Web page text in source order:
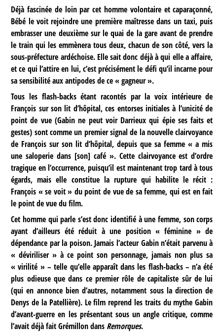
Déjà fascinée de loin par cet homme volontaire et caparaçonné,
Bébé le voit rejoindre une première maîtresse dans un taxi, puis
embrasser une deuxième sur le quai de la gare avant de prendre
le train qui les emmènera tous deux, chacun de son côté, vers la
sous-préfecture ardéchoise. Elle sait donc déjà à qui elle a affaire,
et ce qui l’attire en lui, c’est précisément le défi qu’il incarne pour
sa sensibilité aux antipodes de ce « gagneur ».
Tous les flash-backs étant racontés par la voix intérieure de
François sur son lit d’hôpital, ces entorses initiales à l’unicité de
point de vue (Gabin ne peut voir Darrieux qui épie ses faits et
gestes) sont comme un premier signal de la nouvelle clairvoyance
de François sur son lit d’hôpital, depuis que sa femme « a mis
une saloperie dans [son] café ». Cette clairvoyance est d’ordre
tragique en l’occurrence, puisqu’il est maintenant trop tard à tous
égards, mais elle constitue la rupture qui habilite le récit :
François « se voit » du point de vue de sa femme, qui est en fait
le point de vue du film.
Cet homme qui parle s’est donc identifié à une femme, son corps
ayant d’ailleurs été réduit à une position « féminine » de
dépendance par la poison. Jamais l’acteur Gabin n’était parvenu à
« déviriliser » à ce point son personnage, jamais non plus sa
« virilité » – telle qu’elle apparaît dans les flash-backs – n’a été
plus odieuse que dans ce premier rôle de capitaliste sûr de lui
(qui en annonce bien d’autres, notamment sous la direction de
Denys de la Patellière). Le film reprend les traits du mythe Gabin
d’avant-guerre en les présentant sous un angle critique, comme
l’avait déjà fait Grémillon dans Remorques.